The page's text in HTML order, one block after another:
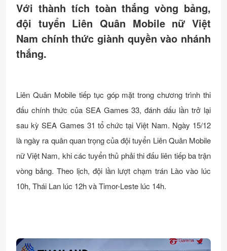
Với thành tích toàn thắng vòng bảng,
đội tuyển Liên Quân Mobile nữ Việt
Nam chính thức giành quyền vào nhánh
thắng.
Liên Quân Mobile tiếp tục góp mặt trong chương trình thi
đấu chính thức của SEA Games 33, đánh dấu lần trở lại
sau kỳ SEA Games 31 tổ chức tại Việt Nam. Ngày 15/12
là ngày ra quân quan trọng của đội tuyển Liên Quân Mobile
nữ Việt Nam, khi các tuyển thủ phải thi đấu liên tiếp ba trận
vòng bảng. Theo lịch, đội lần lượt chạm trán Lào vào lúc
10h, Thái Lan lúc 12h và Timor-Leste lúc 14h.